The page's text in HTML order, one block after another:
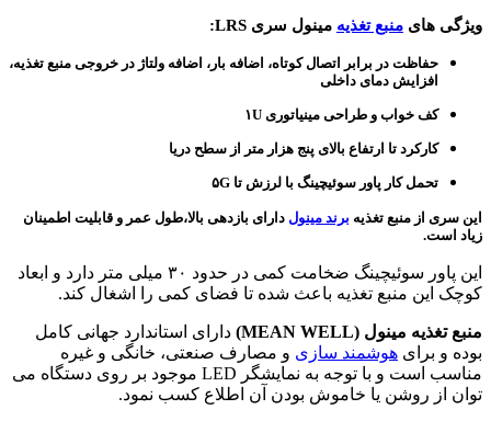
ویژگی های منبع تغذیه مینول سری LRS:
حفاظت در برابر اتصال کوتاه، اضافه بار، اضافه ولتاژ در خروجی منبع تغذیه،
افزایش دمای داخلی
کف خواب و طراحی مینیاتوری ۱U
کارکرد تا ارتفاع بالای پنج هزار متر از سطح دریا
تحمل کار پاور سوئیچینگ با لرزش تا ۵G
این سری از منبع تغذیه برند مینول دارای بازدهی بالا،طول عمر و قابلیت اطمینان
زیاد است.
این پاور سوئیچینگ ضخامت کمی در حدود ۳۰ میلی متر دارد و ابعاد
کوچک این منبع تغذیه باعث شده تا فضای کمی را اشغال کند.
منبع تغذیه مینول (MEAN WELL)
دارای استاندارد جهانی کامل
بوده و برای هوشمند سازی و مصارف صنعتی، خانگی و غیره
مناسب است و با توجه به نمایشگر LED موجود بر روی دستگاه می
توان از روشن یا خاموش بودن آن اطلاع کسب نمود.